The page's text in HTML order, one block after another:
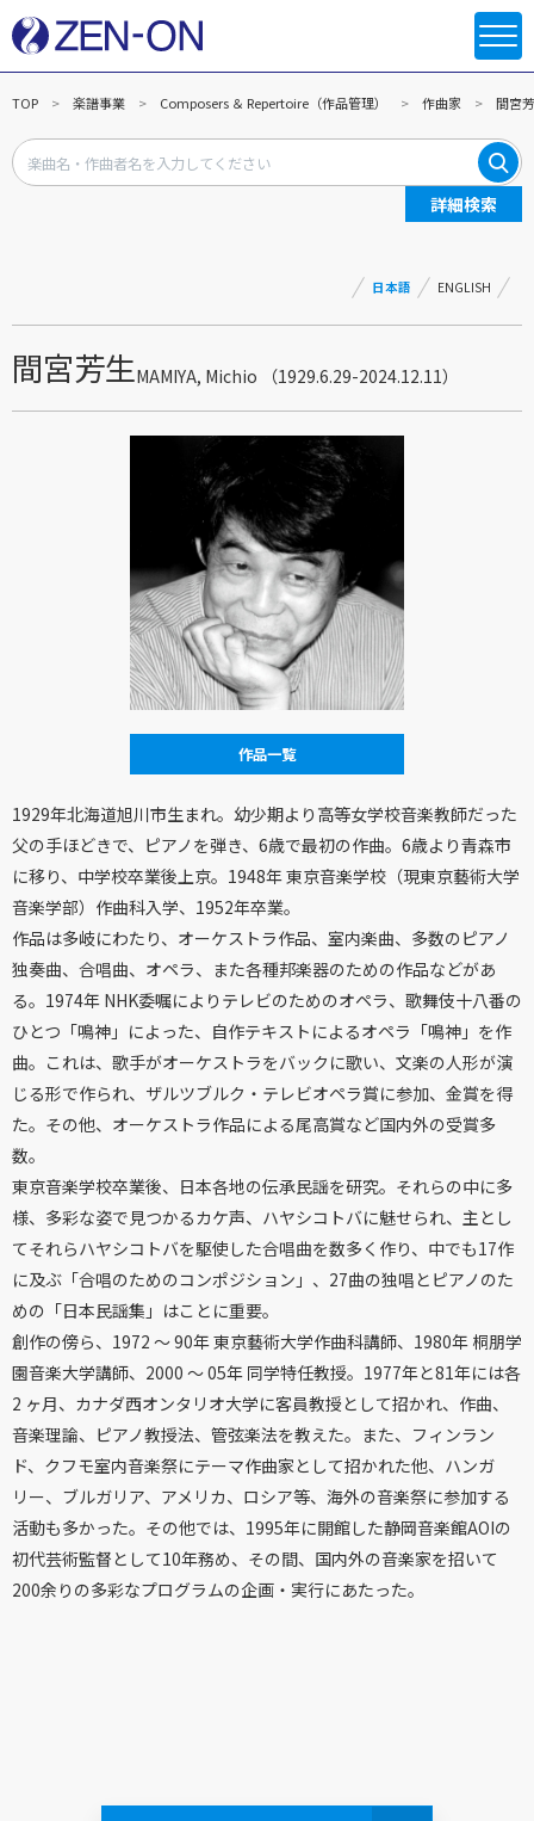
TOP 楽譜事業 Composers ＆ Repertoire（作品管理） 作曲家 間宮
詳細検索
日本語 ENGLISH
間宮芳生MAMIYA, Michio （1929.6.29-2024.12.11）
作品一覧
1929年北海道旭川市生まれ。幼少期より高等女学校音楽教師だった
父の手ほどきで、ピアノを弾き、6歳で最初の作曲。6歳より青森市
に移り、中学校卒業後上京。1948年 東京音楽学校（現東京藝術大学
音楽学部）作曲科入学、1952年卒業。
作品は多岐にわたり、オーケストラ作品、室内楽曲、多数のピアノ
独奏曲、合唱曲、オペラ、また各種邦楽器のための作品などがあ
る。1974年 NHK委嘱によりテレビのためのオペラ、歌舞伎十八番の
ひとつ「鳴神」によった、自作テキストによるオペラ「鳴神」を作
曲。これは、歌手がオーケストラをバックに歌い、文楽の人形が演
じる形で作られ、ザルツブルク・テレビオペラ賞に参加、金賞を得
た。その他、オーケストラ作品による尾高賞など国内外の受賞多
数。
東京音楽学校卒業後、日本各地の伝承民謡を研究。それらの中に多
様、多彩な姿で見つかるカケ声、ハヤシコトバに魅せられ、主とし
てそれらハヤシコトバを駆使した合唱曲を数多く作り、中でも17作
に及ぶ「合唱のためのコンポジション」、27曲の独唱とピアノのた
めの「日本民謡集」はことに重要。
創作の傍ら、1972 ～ 90年 東京藝術大学作曲科講師、1980年 桐朋学
園音楽大学講師、2000 ～ 05年 同学特任教授。1977年と81年には各
2 ヶ月、カナダ西オンタリオ大学に客員教授として招かれ、作曲、
音楽理論、ピアノ教授法、管弦楽法を教えた。また、フィンラン
ド、クフモ室内音楽祭にテーマ作曲家として招かれた他、ハンガ
リー、ブルガリア、アメリカ、ロシア等、海外の音楽祭に参加する
活動も多かった。その他では、1995年に開館した静岡音楽館AOIの
初代芸術監督として10年務め、その間、国内外の音楽家を招いて
200余りの多彩なプログラムの企画・実行にあたった。